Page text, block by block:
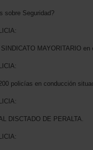
sobre Seguridad?
MAYORITARIO
policías en conducción
DISCTADO DE PERALTA.